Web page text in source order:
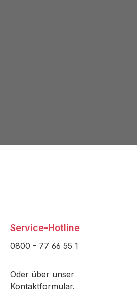
Service-Hotline
0800 - 77 66 55 1
Oder über unser
Kontaktformular.